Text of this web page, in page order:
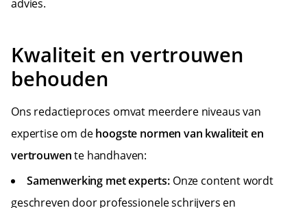
advies.
Kwaliteit en vertrouwen
behouden
Ons redactieproces omvat meerdere niveaus van
expertise om dehoogste normen van kwaliteit en
vertrouwente handhaven:
Samenwerking met experts: Onze content wordt
geschreven door professionele schrijvers en